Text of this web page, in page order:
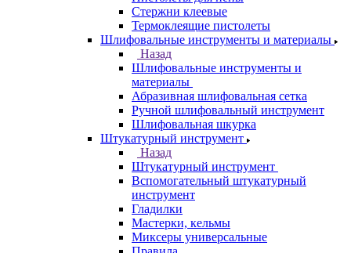
Стержни клеевые
Термоклеящие пистолеты
Шлифовальные инструменты и материалы
Назад
Шлифовальные инструменты и
материалы
Абразивная шлифовальная сетка
Ручной шлифовальный инструмент
Шлифовальная шкурка
Штукатурный инструмент
Назад
Штукатурный инструмент
Вспомогательный штукатурный
инструмент
Гладилки
Мастерки, кельмы
Миксеры универсальные